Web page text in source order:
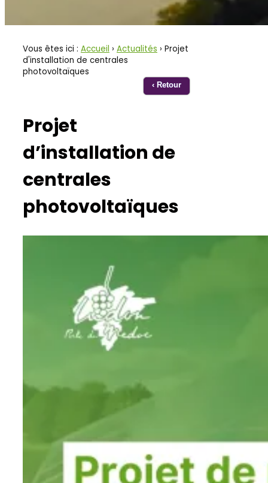
Vous êtes ici : Accueil › Actualités › Projet
d'installation de centrales
photovoltaïques
‹ Retour
Projet
d’installation de
centrales
photovoltaïques